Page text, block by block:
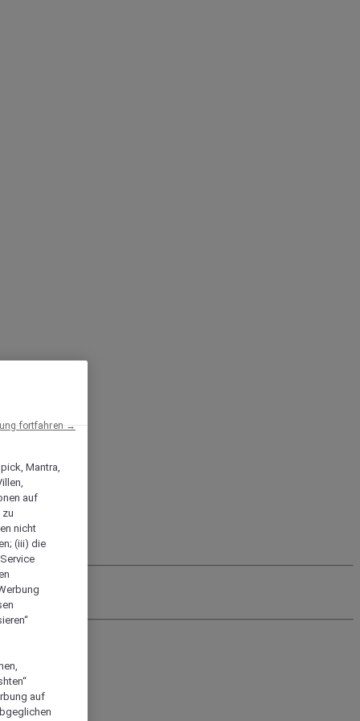
Mantra,
auf
zu
nicht
(iii) die
auf
fortfahren →